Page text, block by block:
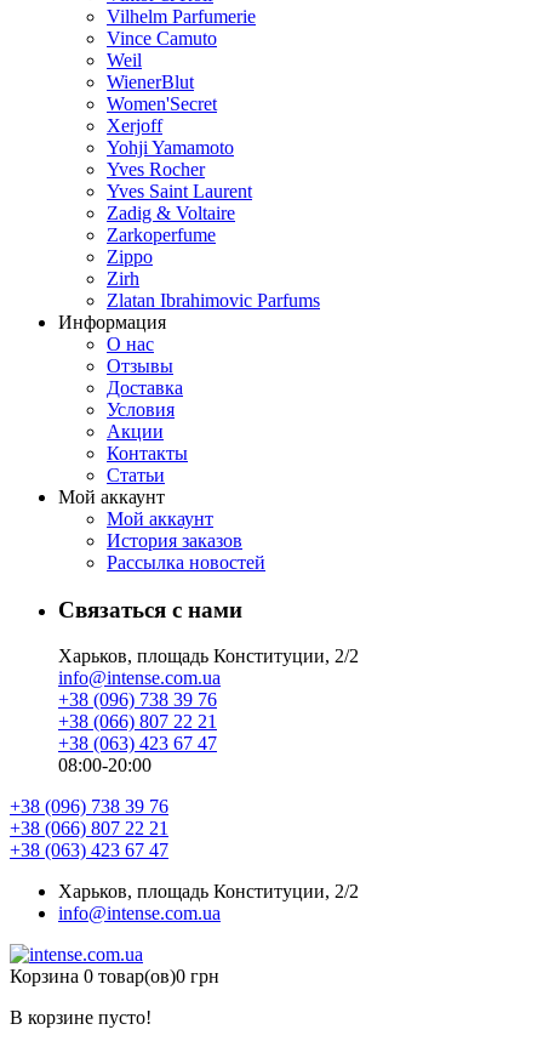
Vilhelm Parfumerie
Vince Camuto
Weil
WienerBlut
Women'Secret
Xerjoff
Yohji Yamamoto
Yves Rocher
Yves Saint Laurent
Zadig & Voltaire
Zarkoperfume
Zippo
Zirh
Zlatan Ibrahimovic Parfums
Информация
О нас
Отзывы
Доставка
Условия
Aкции
Контакты
Статьи
Мой аккаунт
Мой аккаунт
История заказов
Рассылка новостей
Связаться с нами
Харьков, площадь Конституции, 2/2
info@intense.com.ua
+38 (096) 738 39 76
+38 (066) 807 22 21
+38 (063) 423 67 47
08:00-20:00
+38 (096) 738 39 76
+38 (066) 807 22 21
+38 (063) 423 67 47
Харьков, площадь Конституции, 2/2
info@intense.com.ua
Корзина 0 товар(ов)0 грн
В корзине пусто!